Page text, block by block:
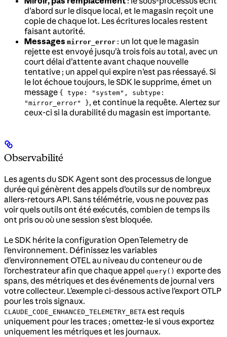
d’abord sur le disque local, et le magasin reçoit une
copie de chaque lot. Les écritures locales restent
faisant autorité.
Messages mirror_error : un lot que le magasin
rejette est envoyé jusqu’à trois fois au total, avec un
court délai d’attente avant chaque nouvelle
tentative ; un appel qui expire n’est pas réessayé. Si
le lot échoue toujours, le SDK le supprime, émet un
message { type: "system", subtype:
"mirror_error" }, et continue la requête. Alertez sur
ceux-ci si la durabilité du magasin est importante.
Observabilité
Les agents du SDK Agent sont des processus de longue
durée qui génèrent des appels d’outils sur de nombreux
allers-retours API. Sans télémétrie, vous ne pouvez pas
voir quels outils ont été exécutés, combien de temps ils
ont pris ou où une session s’est bloquée.
Le SDK hérite la configuration OpenTelemetry de
l’environnement. Définissez les variables
d’environnement OTEL au niveau du conteneur ou de
l’orchestrateur afin que chaque appel query() exporte des
spans, des métriques et des événements de journal vers
votre collecteur. L’exemple ci-dessous active l’export OTLP
pour les trois signaux.
CLAUDE_CODE_ENHANCED_TELEMETRY_BETA est requis
uniquement pour les traces ; omettez-le si vous exportez
uniquement les métriques et les journaux.